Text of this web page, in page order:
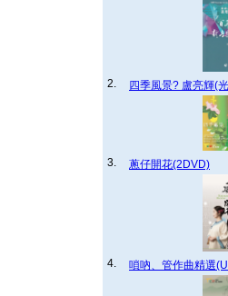
2. 四季風景? 盧亮輝(
3. 蔥仔開花(2DVD)
4. 嗩吶、管作曲精選